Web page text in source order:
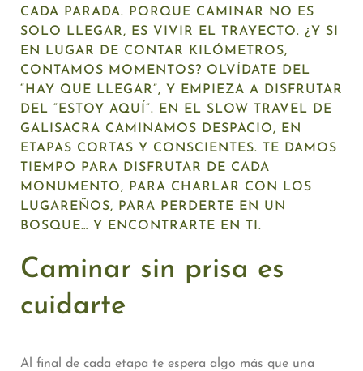
CADA PARADA. PORQUE CAMINAR NO ES
SOLO LLEGAR, ES VIVIR EL TRAYECTO. ¿Y SI
EN LUGAR DE CONTAR KILÓMETROS,
CONTAMOS MOMENTOS? OLVÍDATE DEL
“HAY QUE LLEGAR”, Y EMPIEZA A DISFRUTAR
DEL “ESTOY AQUÍ”. EN EL SLOW TRAVEL DE
GALISACRA CAMINAMOS DESPACIO, EN
ETAPAS CORTAS Y CONSCIENTES. TE DAMOS
TIEMPO PARA DISFRUTAR DE CADA
MONUMENTO, PARA CHARLAR CON LOS
LUGAREÑOS, PARA PERDERTE EN UN
BOSQUE… Y ENCONTRARTE EN TI.
Caminar sin prisa es
cuidarte
Al final de cada etapa te espera algo más que una